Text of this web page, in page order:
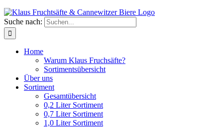
Suche nach:
Home
Warum Klaus Fruchsäfte?
Sortimentsübersicht
Über uns
Sortiment
Gesamtübersicht
0,2 Liter Sortiment
0,7 Liter Sortiment
1,0 Liter Sortiment